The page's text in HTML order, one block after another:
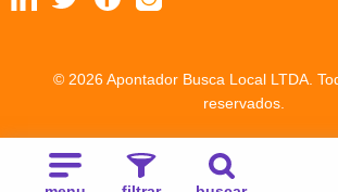
© 2026 Apontador Busca Local LTDA.
reservados.